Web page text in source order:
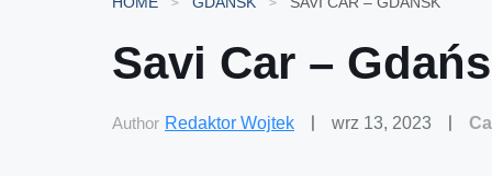
Savi Car –
Author Redaktor Wojtek wrz 13, 2023